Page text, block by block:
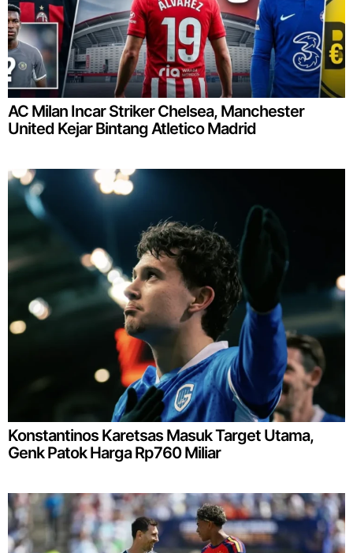
AC Milan Incar Striker Chelsea, Manchester
United Kejar Bintang Atletico Madrid
Konstantinos Karetsas Masuk Target Utama,
Genk Patok Harga Rp760 Miliar